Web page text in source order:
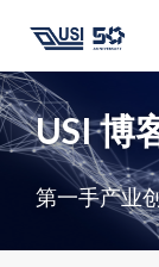
USI 博
第一手产业